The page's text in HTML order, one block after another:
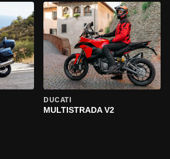
DUCATI
MULTISTRADA V2